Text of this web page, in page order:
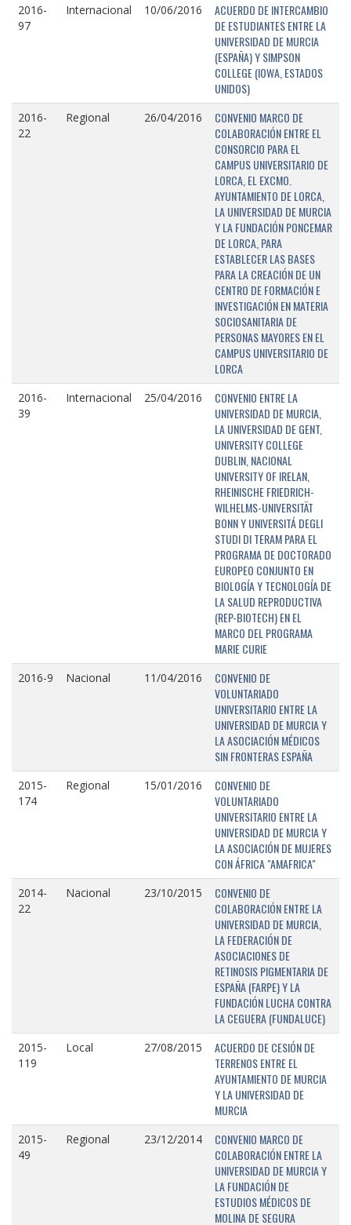
2016-
97
Internacional 10/06/2016
ACUERDO DE INTERCAMBIO
DE ESTUDIANTES ENTRE LA
UNIVERSIDAD DE MURCIA
(ESPAÑA) Y SIMPSON
COLLEGE (IOWA, ESTADOS
UNIDOS)
2016-
22
Regional 26/04/2016
CONVENIO MARCO DE
COLABORACIÓN ENTRE EL
CONSORCIO PARA EL
CAMPUS UNIVERSITARIO DE
LORCA, EL EXCMO.
AYUNTAMIENTO DE LORCA,
LA UNIVERSIDAD DE MURCIA
Y LA FUNDACIÓN PONCEMAR
DE LORCA, PARA
ESTABLECER LAS BASES
PARA LA CREACIÓN DE UN
CENTRO DE FORMACIÓN E
INVESTIGACIÓN EN MATERIA
SOCIOSANITARIA DE
PERSONAS MAYORES EN EL
CAMPUS UNIVERSITARIO DE
LORCA
2016-
39
Internacional 25/04/2016
CONVENIO ENTRE LA
UNIVERSIDAD DE MURCIA,
LA UNIVERSIDAD DE GENT,
UNIVERSITY COLLEGE
DUBLIN, NACIONAL
UNIVERSITY OF IRELAN,
RHEINISCHE FRIEDRICH-
WILHELMS-UNIVERSITÄT
BONN Y UNIVERSITÁ DEGLI
STUDI DI TERAM PARA EL
PROGRAMA DE DOCTORADO
EUROPEO CONJUNTO EN
BIOLOGÍA Y TECNOLOGÍA DE
LA SALUD REPRODUCTIVA
(REP-BIOTECH) EN EL
MARCO DEL PROGRAMA
MARIE CURIE
2016-9 Nacional 11/04/2016
CONVENIO DE
VOLUNTARIADO
UNIVERSITARIO ENTRE LA
UNIVERSIDAD DE MURCIA Y
LA ASOCIACIÓN MÉDICOS
SIN FRONTERAS ESPAÑA
2015-
174
Regional 15/01/2016
CONVENIO DE
VOLUNTARIADO
UNIVERSITARIO ENTRE LA
UNIVERSIDAD DE MURCIA Y
LA ASOCIACIÓN DE MUJERES
CON ÁFRICA "AMAFRICA"
2014-
22
Nacional 23/10/2015
CONVENIO DE
COLABORACIÓN ENTRE LA
UNIVERSIDAD DE MURCIA,
LA FEDERACIÓN DE
ASOCIACIONES DE
RETINOSIS PIGMENTARIA DE
ESPAÑA (FARPE) Y LA
FUNDACIÓN LUCHA CONTRA
LA CEGUERA (FUNDALUCE)
2015-
119
Local 27/08/2015
ACUERDO DE CESIÓN DE
TERRENOS ENTRE EL
AYUNTAMIENTO DE MURCIA
Y LA UNIVERSIDAD DE
MURCIA
2015-
49
Regional 23/12/2014
CONVENIO MARCO DE
COLABORACIÓN ENTRE LA
UNIVERSIDAD DE MURCIA Y
LA FUNDACIÓN DE
ESTUDIOS MÉDICOS DE
MOLINA DE SEGURA